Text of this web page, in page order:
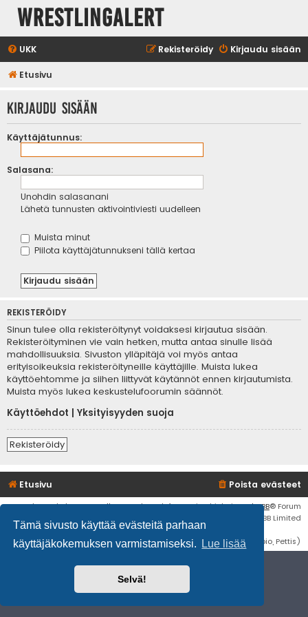
Tämä sivusto käyttää evästeitä parhaan
käyttäjäkokemuksen varmistamiseksi.
Lue lisää
Selvä!
WrestlingAlert
UKK Kirjaudu sisään
Rekisteröidy
Etusivu
Kirjaudu sisään
Käyttäjätunnus:
Salasana:
Unohdin salasanani
Lähetä tunnusten aktivointiviesti uudelleen
Muista minut
Piilota käyttäjätunnukseni tällä kertaa
REKISTERÖIDY
Sinun tulee olla rekisteröitynyt voidaksesi kirjautua sisään.
Rekisteröityminen vie vain hetken, mutta antaa sinulle lisää
mahdollisuuksia. Sivuston ylläpitäjä voi myös antaa
erityisoikeuksia rekisteröityneille käyttäjille. Muista lukea
käyttöehtomme ja siihen liittyvät käytännöt ennen kirjautumista.
Muista myös lukea keskustelufoorumin säännöt.
Käyttöehdot
Yksityisyyden suoja
Rekisteröidy
Etusivu Poista evästeet
Flat Style byIan Bradley• Keskustelufoorumin ohjelmistophpBB® Forum
Software © phpBB Limited
Käännös: phpBB Suomi (lurttinen, harritapio, Pettis)